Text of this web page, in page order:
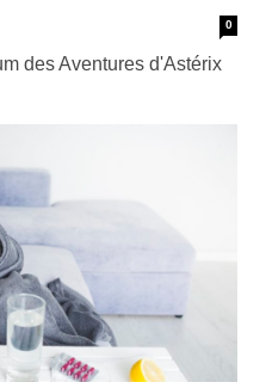
0
des Aventures d'Astérix